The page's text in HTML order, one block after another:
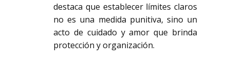
destaca que establecer límites claros
no es una medida punitiva, sino un
acto de cuidado y amor que brinda
protección y organización.